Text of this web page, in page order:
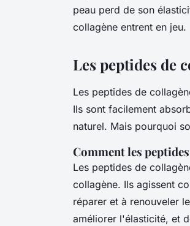
peau perd de son
collagène entrent en jeu.
Les peptides de
Les peptides de
Ils sont facilement
naturel. Mais pourquoi
Comment les
Les peptides de
collagène. Ils agissent
réparer et à renouveler
améliorer l'élasticité, et